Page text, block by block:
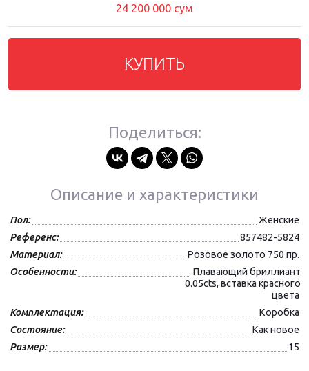
24 200 000 сум
КУПИТЬ
Поделиться:
Описание и характеристики
Пол:
Женские
Референс:
857482-5824
Материал:
Розовое золото 750 пр.
Особенности:
Плавающий бриллиант
0.05cts, вставка красного
цвета
Комплектация:
Коробка
Состояние:
Как новое
Размер:
15